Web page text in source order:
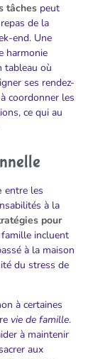
tâches peut
de la
end. Une
harmonie
tableau où
ses rendez-
coordonner les
ce qui au
entre les
à la
pour
famille incluent
à la maison
du stress de
à certaines
vie de famille.
à maintenir
aux